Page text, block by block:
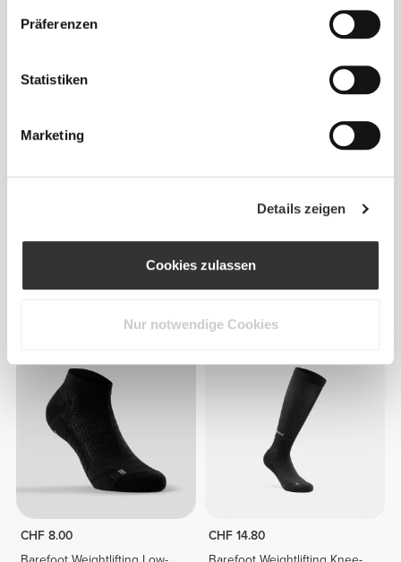
Präferenzen
Statistiken
Marketing
Details zeigen
Cookies zulassen
Nur notwendige Cookies
GymPro Crew Socken
Barefoot Weightlifting Ankle
GymPro No-Show Socken -
NEU
CHF 9.90
Flame On Crew Socken
CHF 8.00
CHF 14.80